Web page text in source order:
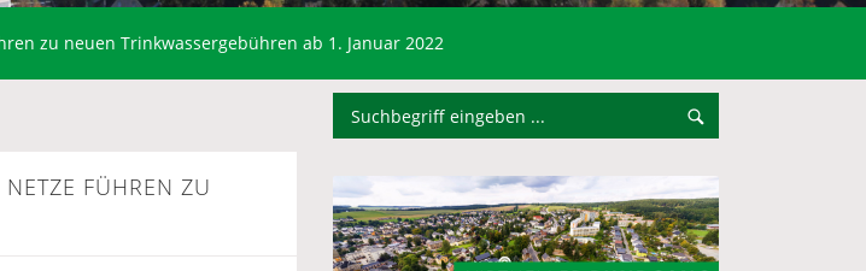
zu neuen Trinkwassergebühren ab 1. Januar 2022
FÜHREN ZU